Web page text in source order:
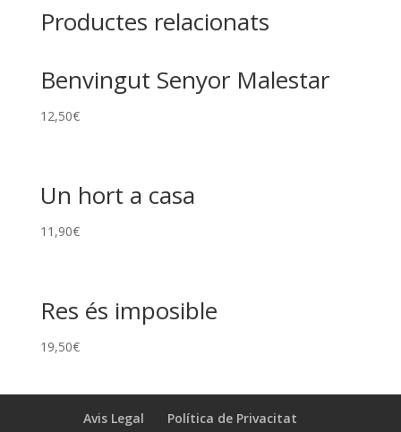
Productes relacionats
Benvingut Senyor Malestar
12,50€
Un hort a casa
11,90€
Res és imposible
19,50€
Avis Legal
Política de Privacitat